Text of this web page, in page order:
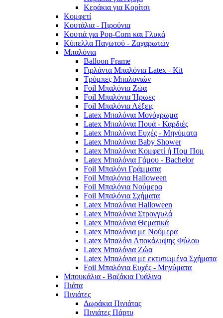
Κεράκια για Κορίτσι
Κομφετί
Κουτάλια - Πιρούνια
Κουτιά για Pop-Corn και Γλυκά
Κύπελλα Παγωτού - Ζαχαρωτών
Μπαλόνια
Balloon Frame
Γιρλάντα Μπαλόνια Latex - Kit
Τρόμπες Μπαλονιών
Foil Μπαλόνια Ζώα
Foil Μπαλόνια Ήρωες
Foil Μπαλόνια Λέξεις
Latex Μπαλόνια Μονόχρωμα
Latex Μπαλόνια Πουά - Καρδιές
Latex Μπαλόνια Ευχές - Μηνύματα
Latex Μπαλόνια Baby Shower
Latex Μπαλόνια Κομφετί ή Πομ Πομ
Latex Μπαλόνια Γάμου - Bachelor
Foil Μπαλόνι Γράμματα
Foil Μπαλόνια Halloween
Foil Μπαλόνια Νούμερα
Foil Μπαλόνια Σχήματα
Latex Μπαλόνια Halloween
Latex Μπαλόνια Στρογγυλά
Latex Μπαλόνια Θεματικά
Latex Μπαλόνια με Νούμερα
Latex Μπαλόνι Αποκάλυψης Φύλου
Latex Μπαλόνια Ζώα
Latex Μπαλόνια με εκτυπωμένα Σχήματα
Foil Μπαλόνια Ευχές - Μηνύματα
Μπουκάλια - Βαζάκια Γυάλινα
Πιάτα
Πινιάτες
Δωράκια Πινιάτας
Πινιάτες Πάρτυ